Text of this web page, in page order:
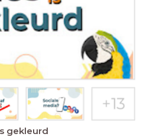
gekleurd